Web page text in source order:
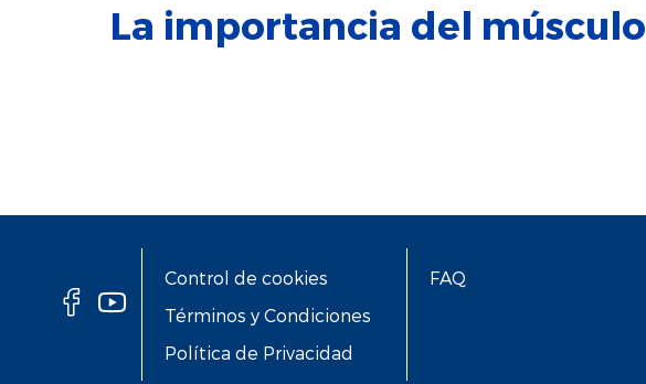
La importancia del músculo
Control de cookies
Términos y Condiciones
Política de Privacidad
FAQ